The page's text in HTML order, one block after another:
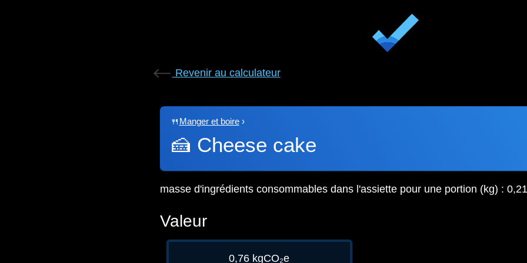
Revenir au calculateur
🍴 Manger et boire›
🍰 Cheese cake
masse d'ingrédients consommables dans l'assiette pour une portion (kg) :
Valeur
0,76 kgCO₂e